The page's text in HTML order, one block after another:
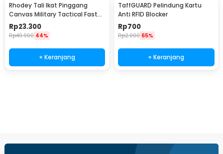
Rhodey Tali Ikat Pinggang
Canvas Military Tactical Fast
Unlock 120cm - MU055
Rp23.300
Rp40.900 44%
+ Keranjang
TaffGUARD Pelindung Kartu
Anti RFID Blocker
Rp700
Rp2.000 65%
+ Keranjang